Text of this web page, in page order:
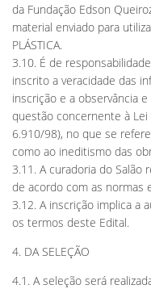
da Fundação Edson
material enviado para
PLÁSTICA.
3.10. É de
inscrito a veracidade das
inscrição e a observância
questão concernente à Lei
6.910/98), no que se
como ao ineditismo das
3.11. A curadoria do
de acordo com as normas
3.12. A inscrição implica a
os termos deste Edital.
4. DA SELEÇÃO
4.1. A seleção será